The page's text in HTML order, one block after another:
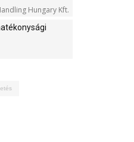
Hungary Kft.